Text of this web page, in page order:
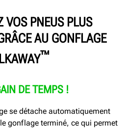
VOS PNEUS PLUS
AU GONFLAGE
™
DE TEMPS !
se détache automatiquement
gonflage terminé, ce qui permet